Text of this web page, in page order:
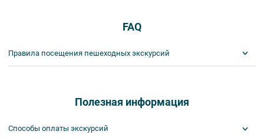
FAQ
Правила посещения пешеходных экскурсий
туров. Поэтому, пожалуйста, ознакомьтесь с правилами,
соблюдение которых сделает ваш отдых приятным, комфортным
1. На пешеходных экскурсиях запрещается употреблять пищу
Полезная информация
Способы оплаты экскурсий